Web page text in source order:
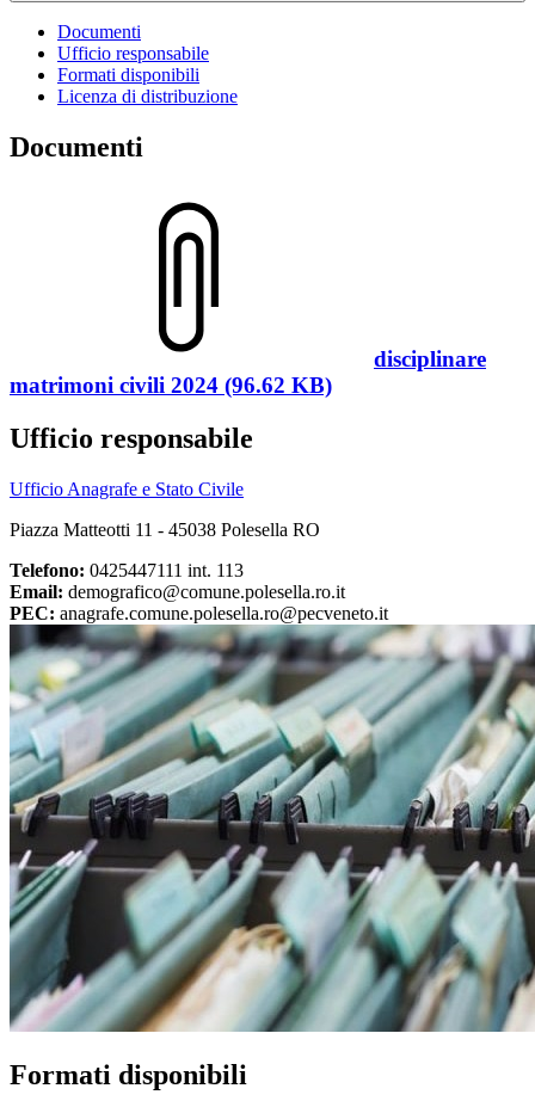
Documenti
Ufficio responsabile
Formati disponibili
Licenza di distribuzione
Documenti
disciplinare
matrimoni civili 2024 (96.62 KB)
Ufficio responsabile
Ufficio Anagrafe e Stato Civile
Piazza Matteotti 11 - 45038 Polesella RO
Telefono: 0425447111 int. 113
Email: demografico@comune.polesella.ro.it
PEC: anagrafe.comune.polesella.ro@pecveneto.it
Formati disponibili